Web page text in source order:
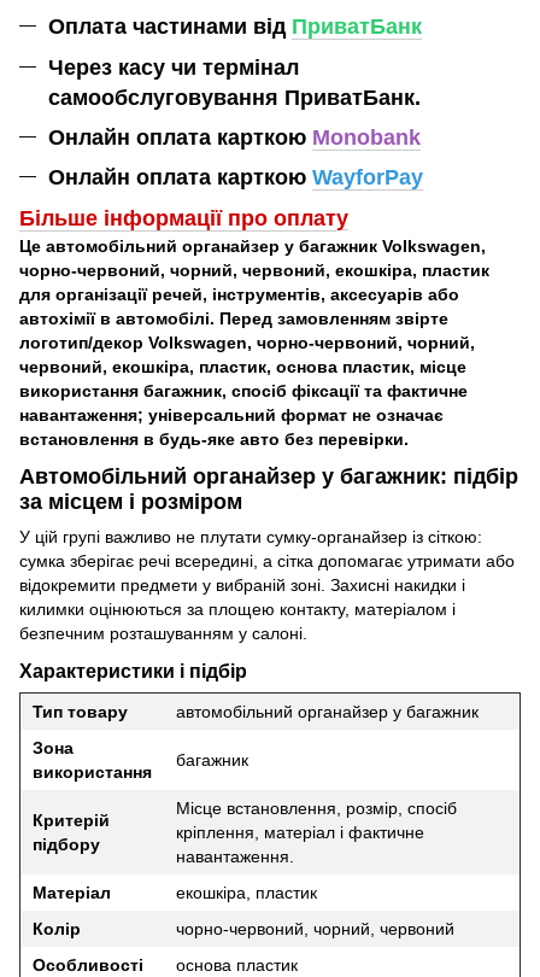
Оплата частинами від ПриватБанк
Через касу чи термінал
самообслуговування ПриватБанк.
Онлайн оплата карткою Monobank
Онлайн оплата карткою WayforPay
Більше інформації про оплату
Це автомобільний органайзер у багажник Volkswagen,
чорно-червоний, чорний, червоний, екошкіра, пластик
для організації речей, інструментів, аксесуарів або
автохімії в автомобілі. Перед замовленням звірте
логотип/декор Volkswagen, чорно-червоний, чорний,
червоний, екошкіра, пластик, основа пластик, місце
використання багажник, спосіб фіксації та фактичне
навантаження; універсальний формат не означає
встановлення в будь-яке авто без перевірки.
Автомобільний органайзер у багажник: підбір
за місцем і розміром
У цій групі важливо не плутати сумку-органайзер із сіткою:
сумка зберігає речі всередині, а сітка допомагає утримати або
відокремити предмети у вибраній зоні. Захисні накидки і
килимки оцінюються за площею контакту, матеріалом і
безпечним розташуванням у салоні.
Характеристики і підбір
Тип товару
автомобільний органайзер у багажник
Зона
використання
багажник
Критерій
підбору
Місце встановлення, розмір, спосіб
кріплення, матеріал і фактичне
навантаження.
Матеріал
екошкіра, пластик
Колір
чорно-червоний, чорний, червоний
Особливості
основа пластик